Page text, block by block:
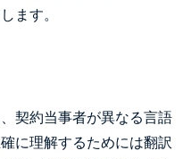
ます。
契約当事者が異なる言語
に理解するためには翻訳